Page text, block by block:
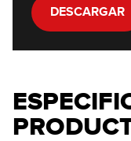
DESCARGAR